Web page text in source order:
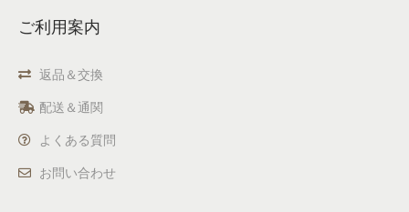
ご利用案内
返品＆交換
配送＆通関
よくある質問
お問い合わせ